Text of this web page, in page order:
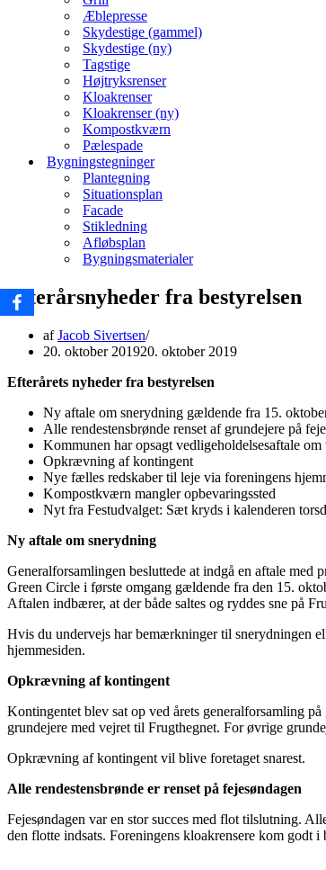
Æblepresse
Skydestige (gammel)
Skydestige (ny)
Tagstige
Højtryksrenser
Kloakrenser
Kloakrenser (ny)
Kompostkværn
Pælespade
Bygningstegninger
Plantegning
Situationsplan
Facade
Stikledning
Afløbsplan
Bygningsmaterialer
Efterårsnyheder fra bestyrelsen
afJacob Sivertsen
20. oktober 201920. oktober 2019
Efterårets nyheder fra bestyrelsen
Ny aftale om snerydning gældende fra 15.
Alle rendestensbrønde renset af grundejere på
Kommunen har opsagt vedligeholdelsesaftale om
Opkrævning af kontingent
Nye fælles redskaber til leje via foreningens
Kompostkværn mangler opbevaringssted
Nyt fra Festudvalget: Sæt kryds i kalenderen
Ny aftale om snerydning
Generalforsamlingen besluttede at indgå en aftale med
Green Circle i første omgang gældende fra den 15.
Aftalen indbærer, at der både saltes og ryddes sne på
Hvis du undervejs har bemærkninger til snerydningen
hjemmesiden.
Opkrævning af kontingent
Kontingentet blev sat op ved årets generalforsamling
grundejere med vejret til Frugthegnet. For øvrige
Opkrævning af kontingent vil blive foretaget snarest.
Alle rendestensbrønde er renset på fejesøndagen
Fejesøndagen var en stor succes med flot tilslutning.
den flotte indsats. Foreningens kloakrensere kom godt i